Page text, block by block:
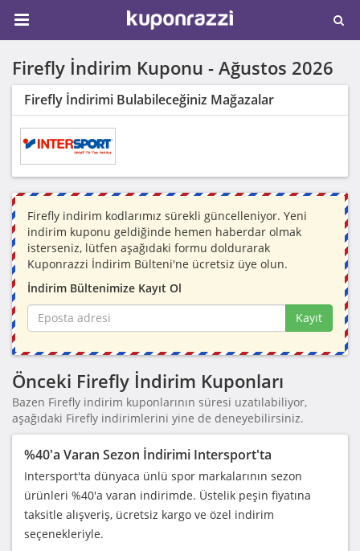
Firefly İndirim Kuponu - Ağustos 2026
Firefly İndirimi Bulabileceğiniz Mağazalar
Firefly indirim kodlarımız sürekli güncelleniyor. Yeni
indirim kuponu geldiğinde hemen haberdar olmak
isterseniz, lütfen aşağıdaki formu doldurarak
Kuponrazzi İndirim Bülteni'ne ücretsiz üye olun.
İndirim Bültenimize Kayıt Ol
Kayıt
Önceki Firefly İndirim Kuponları
Bazen Firefly indirim kuponlarının süresi uzatılabiliyor,
aşağıdaki Firefly indirimlerini yine de deneyebilirsiniz.
%40'a Varan Sezon İndirimi Intersport'ta
Intersport'ta dünyaca ünlü spor markalarının sezon
ürünleri %40'a varan indirimde. Üstelik peşin fiyatına
taksitle alışveriş, ücretsiz kargo ve özel indirim
seçenekleriyle.